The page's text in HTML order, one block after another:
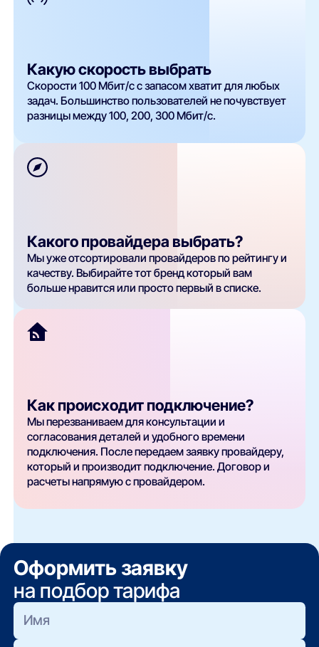
Какую скорость выбрать
Скорости 100 Мбит/с с запасом хватит для любых
задач. Большинство пользователей не почувствует
разницы между 100, 200, 300 Мбит/с.
Какого провайдера выбрать?
Мы уже отсортировали провайдеров по рейтингу и
качеству. Выбирайте тот бренд который вам
больше нравится или просто первый в списке.
Как происходит подключение?
Мы перезваниваем для консультации и
согласования деталей и удобного времени
подключения. После передаем заявку провайдеру,
который и производит подключение. Договор и
расчеты напрямую с провайдером.
Оформить заявку
на подбор тарифа